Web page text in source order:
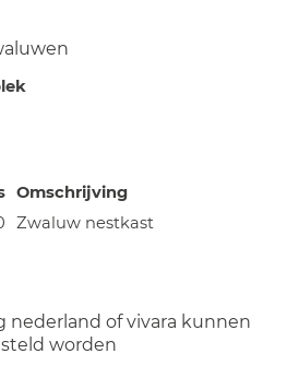
Omschrijving
Zwaluw nestkast
nederland of vivara kunnen
worden